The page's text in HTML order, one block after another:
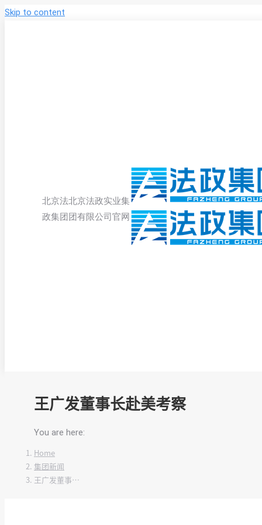
Skip to content
北京法
政集团
北京法政实业集
团有限公司官网
王广发董事长赴美考察
You are here:
Home
集团新闻
王广发董事…